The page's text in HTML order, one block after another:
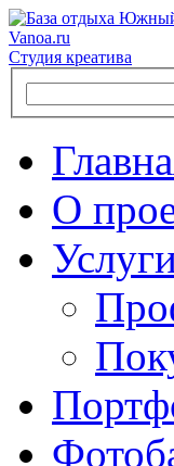
Vanoa.ru
Студия креатива
О